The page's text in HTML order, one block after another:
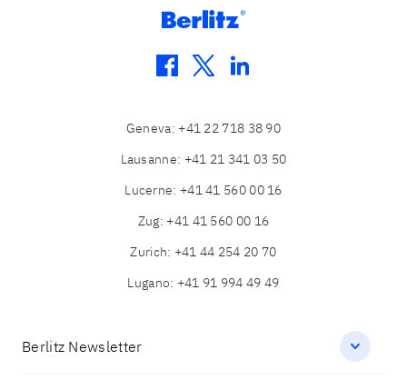
facebook
twitterlinkedin
Geneva: +41 22 718 38 90
Lausanne: +41 21 341 03 50
Lucerne: +41 41 560 00 16
Zug: +41 41 560 00 16
Zurich: +41 44 254 20 70
Lugano: +41 91 994 49 49
Berlitz Newsletter